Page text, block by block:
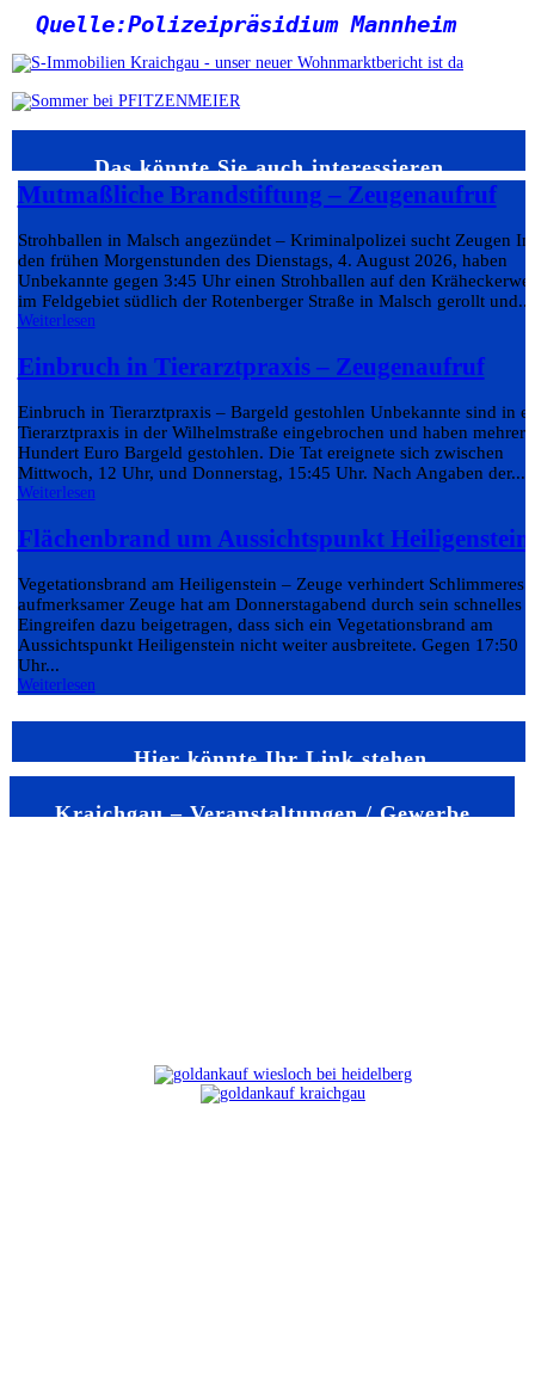
Quelle:Polizeipräsidium Mannheim
Das könnte Sie auch interessieren…
Mutmaßliche Brandstiftung – Zeugenaufruf
Strohballen in Malsch angezündet – Kriminalpolizei sucht Zeugen In
den frühen Morgenstunden des Dienstags, 4. August 2026, haben
Unbekannte gegen 3:45 Uhr einen Strohballen auf den
im Feldgebiet südlich der Rotenberger Straße in Malsch gerollt und...
Weiterlesen
Einbruch in Tierarztpraxis – Zeugenaufruf
Einbruch in Tierarztpraxis – Bargeld gestohlen Unbekannte sind in
Tierarztpraxis in der Wilhelmstraße eingebrochen und haben mehrere
Hundert Euro Bargeld gestohlen. Die Tat ereignete sich zwischen
Mittwoch, 12 Uhr, und Donnerstag, 15:45 Uhr. Nach Angaben der...
Weiterlesen
Flächenbrand um Aussichtspunkt Heiligenstein
Vegetationsbrand am Heiligenstein – Zeuge verhindert Schlimmeres
aufmerksamer Zeuge hat am Donnerstagabend durch sein schnelles
Eingreifen dazu beigetragen, dass sich ein Vegetationsbrand am
Aussichtspunkt Heiligenstein nicht weiter ausbreitete. Gegen 17:50
Uhr...
Weiterlesen
Hier könnte Ihr Link stehen
Kraichgau – Veranstaltungen / Gewerbe